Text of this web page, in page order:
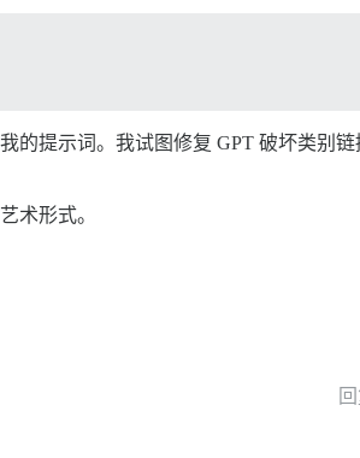
提示词。我试图修复 GPT 破坏类别
术形式。